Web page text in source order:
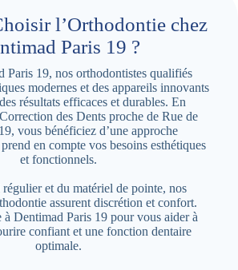
l’Orthodontie chez
Paris 19 ?
Paris 19, nos orthodontistes qualifiés
modernes et des appareils innovants
résultats efficaces et durables. En
des Dents proche de Rue de
vous bénéficiez d’une approche
en compte vos besoins esthétiques
et fonctionnels.
et du matériel de pointe, nos
assurent discrétion et confort.
à Dentimad Paris 19 pour vous aider à
confiant et une fonction dentaire
optimale.